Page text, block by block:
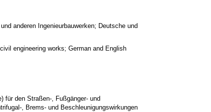
anderen Ingenieurbauwerken; Deutsche und
engineering works; German and English
für den Straßen-, Fußgänger- und
, Brems- und Beschleunigungswirkungen